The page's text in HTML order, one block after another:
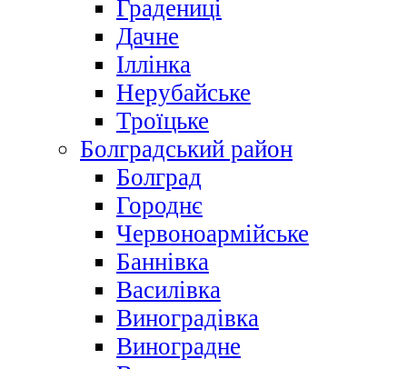
Градениці
Дачне
Іллінка
Нерубайське
Троїцьке
Болградський район
Болград
Городнє
Червоноармійське
Баннівка
Василівка
Виноградівка
Виноградне